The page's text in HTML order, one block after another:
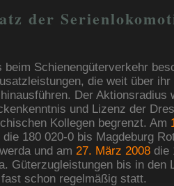
der
beim Schienengüterverkehr
die weit über
Der Aktionsradius
und Lizenz der
Kollegen begrenzt. Am
180 020-0 bis Magdeburg
und am 27. März 2008 die
Güterzugleistungen bis in den
schon regelmäßig statt.